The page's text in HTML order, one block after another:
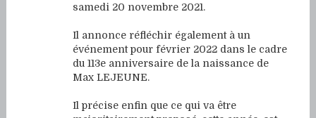
samedi 20 novembre 2021.
Il annonce réfléchir également à un
événement pour février 2022 dans le cadre
du 113e anniversaire de la naissance de
Max LEJEUNE.
Il précise enfin que ce qui va être